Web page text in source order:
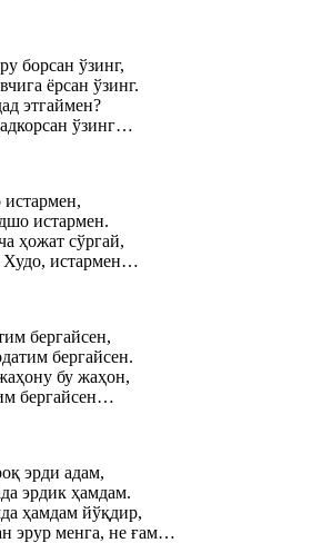
борсан ўзинг,
ёрсан ўзинг.
этгаймен?
ўзинг…
истармен.
ҳожат сўргай,
Худо, истармен…
бергайсен,
бергайсен.
бу жаҳон,
бергайсен…
эрди адам,
эрдик ҳамдам.
ҳамдам йўқдир,
эрур менга, не ғам…